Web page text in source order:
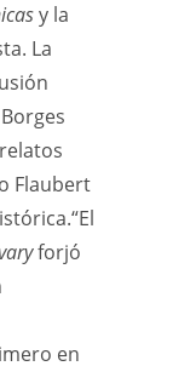
y la
La
Flaubert
forjó
en